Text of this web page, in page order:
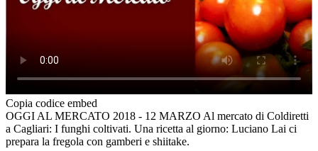
Copia codice embed
OGGI AL MERCATO 2018 - 12 MARZO Al mercato di Coldiretti
a Cagliari: I funghi coltivati. Una ricetta al giorno: Luciano Lai ci
prepara la fregola con gamberi e shiitake.